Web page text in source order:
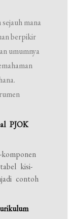
mana
berpikir
umumnya
PJOK
kisi-
contoh